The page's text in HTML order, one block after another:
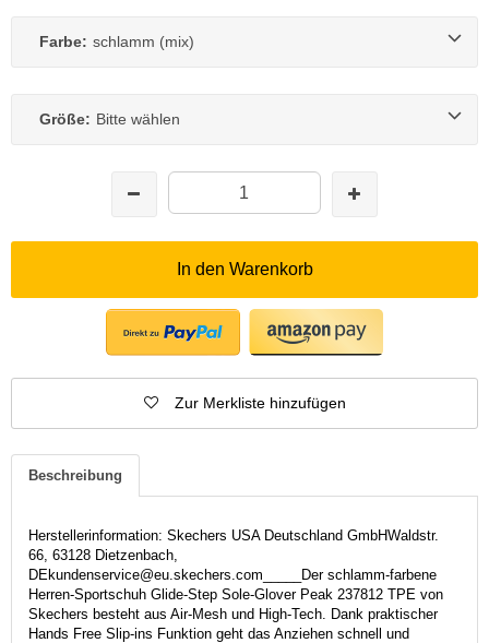
Farbe: schlamm (mix)
Größe: Bitte wählen
In den Warenkorb
Zur Merkliste hinzufügen
Beschreibung
Herstellerinformation: Skechers USA Deutschland GmbHWaldstr.
66, 63128 Dietzenbach,
DEkundenservice@eu.skechers.com_____Der schlamm-farbene
Herren-Sportschuh Glide-Step Sole-Glover Peak 237812 TPE von
Skechers besteht aus Air-Mesh und High-Tech. Dank praktischer
Hands Free Slip-ins Funktion geht das Anziehen schnell und